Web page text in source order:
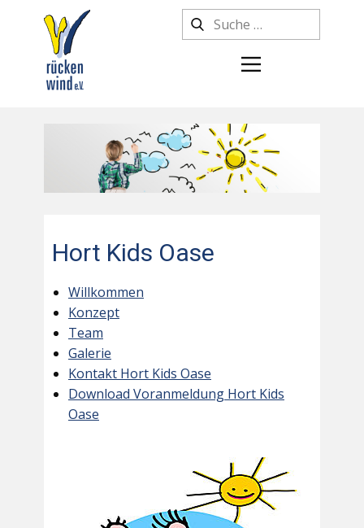
Hort Kids Oase
Willkommen
Konzept
Team
Galerie
Kontakt Hort Kids Oase
Download Voranmeldung Hort Kids
Oase